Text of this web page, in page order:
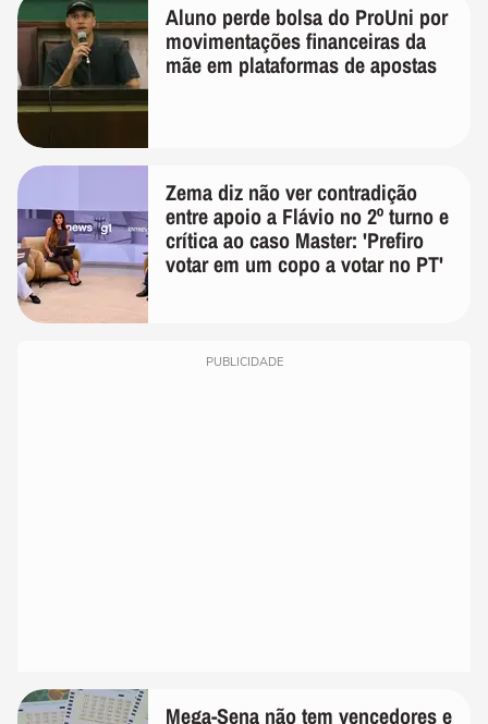
Aluno perde bolsa do ProUni por
movimentações financeiras da
mãe em plataformas de apostas
Zema diz não ver contradição
entre apoio a Flávio no 2º turno e
crítica ao caso Master: 'Prefiro
votar em um copo a votar no PT'
PUBLICIDADE
Mega-Sena não tem vencedores e